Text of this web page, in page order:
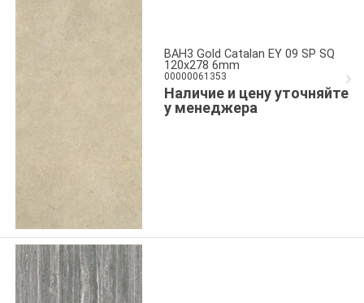
BAH3 Gold Catalan EY 09 SP SQ
120x278 6mm
00000061353
Наличие и цену уточняйте
у менеджера